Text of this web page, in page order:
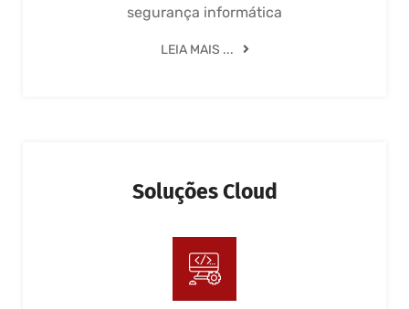
segurança informática
LEIA MAIS ...
Soluções Cloud